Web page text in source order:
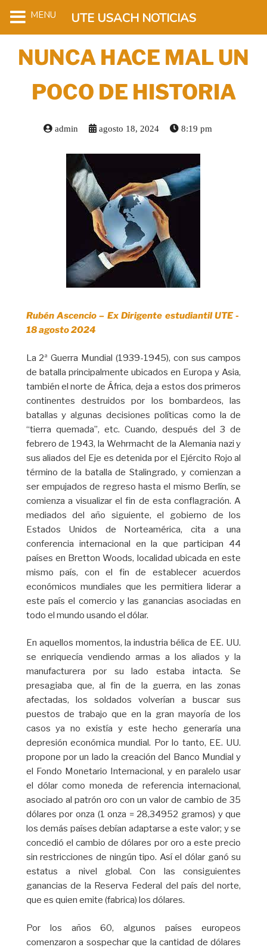
NUNCA HACE MAL UN
POCO DE HISTORIA
admin agosto 18, 2024 8:19 pm
Rubén Ascencio – Ex Dirigente estudiantil UTE -
18 agosto 2024
La 2ª Guerra Mundial (1939-1945), con sus campos
de batalla principalmente ubicados en Europa y Asia,
también el norte de África, deja a estos dos primeros
continentes destruidos por los bombardeos, las
batallas y algunas decisiones políticas como la de
“tierra quemada”, etc. Cuando, después del 3 de
febrero de 1943, la Wehrmacht de la Alemania nazi y
sus aliados del Eje es detenida por el Ejército Rojo al
término de la batalla de Stalingrado, y comienzan a
ser empujados de regreso hasta el mismo Berlín, se
comienza a visualizar el fin de esta conflagración. A
mediados del año siguiente, el gobierno de los
Estados Unidos de Norteamérica, cita a una
conferencia internacional en la que participan 44
países en Bretton Woods, localidad ubicada en este
mismo país, con el fin de establecer acuerdos
económicos mundiales que les permitiera liderar a
este país el comercio y las ganancias asociadas en
todo el mundo usando el dólar.
En aquellos momentos, la industria bélica de EE. UU.
se enriquecía vendiendo armas a los aliados y la
manufacturera por su lado estaba intacta. Se
presagiaba que, al fin de la guerra, en las zonas
afectadas, los soldados volverían a buscar sus
puestos de trabajo que en la gran mayoría de los
casos ya no existía y este hecho generaría una
depresión económica mundial. Por lo tanto, EE. UU.
propone por un lado la creación del Banco Mundial y
el Fondo Monetario Internacional, y en paralelo usar
el dólar como moneda de referencia internacional,
asociado al patrón oro con un valor de cambio de 35
dólares por onza (1 onza = 28,34952 gramos) y que
los demás países debían adaptarse a este valor; y se
concedió el cambio de dólares por oro a este precio
sin restricciones de ningún tipo. Así el dólar ganó su
estatus a nivel global. Con las consiguientes
ganancias de la Reserva Federal del país del norte,
que es quien emite (fabrica) los dólares.
Por los años 60, algunos países europeos
comenzaron a sospechar que la cantidad de dólares
MENU UTE USACH NOTICIAS